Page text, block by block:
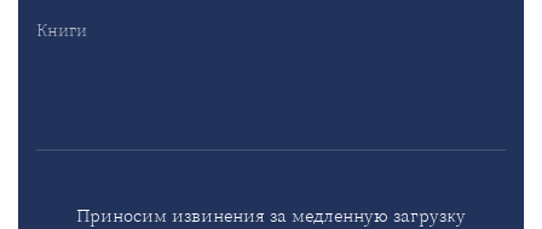
Книги
Приносим извинения за медленную загрузку